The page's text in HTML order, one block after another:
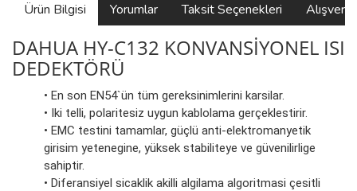
Ürün Bilgisi Yorumlar Taksit Seçenekleri
DAHUA HY-C132 KONVANSİYONEL ISI
DEDEKTÖRÜ
• En son EN54`ün tüm gereksinimlerini karsilar.
• Iki telli, polaritesiz uygun kablolama gerçeklestirir.
• EMC testini tamamlar, güçlü anti-elektromanyetik
girisim yetenegine, yüksek stabiliteye ve güvenilirlige
sahiptir.
• Diferansiyel sicaklik akilli algilama algoritmasi çesitli